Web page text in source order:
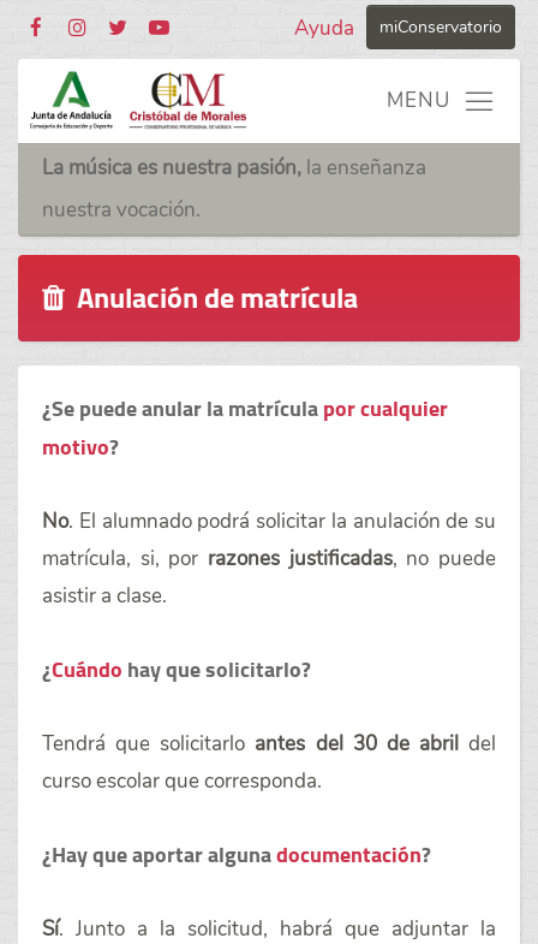
miConservatorio
Ayuda
La música es nuestra pasión, la enseñanza
nuestra vocación.
Anulación de matrícula
¿Se puede anular la matrículapor cualquier
motivo?
No. El alumnado podrá solicitar la anulación de su
matrícula, si, por razones justificadas, no puede
asistir a clase.
¿Cuándohay que solicitarlo?
Tendrá que solicitarlo antes del 30 de abrildel
curso escolar que corresponda.
¿Hay que aportar algunadocumentación?
Sí. Junto a la solicitud, habrá que adjuntar la